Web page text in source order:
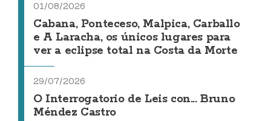
01/08/2026
Cabana, Ponteceso, Malpica, Carballo
e A Laracha, os únicos lugares para
ver a eclipse total na Costa da Morte
29/07/2026
O Interrogatorio de Leis con... Bruno
Méndez Castro